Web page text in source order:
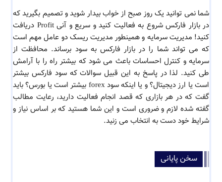
شما نمی توانید یک روز صبح از خواب بیدار شوید و تصمیم بگیرید که
در بازار فارکس شروع به فعالیت کنید و سریع و آنی Profit دریافت
کنید! مدیریت سرمایه و همینطور مدیریت ریسک دو عامل مهم است
که می تواند شما را در بازار فارکس به سود برساند. محافظت از
سرمایه و کنترل احساسات باعث می شود که بیشتر راه را با آرامش
طی کنید. لذا در پاسخ به این قبیل سوالات که سود فارکس بیشتر
است یا ارز دیجیتال؟ و یا اینکه سود forex بیشتر است یا بورس؟ باید
گفت که در هر بازاری که قصد انجام فعالیت دارید، رعایت مطالب
گفته شده لازم و ضروری است و این شما هستید که بر اساس نیاز و
شرایط خود دست به انتخاب می زنید.
سخن پایانی